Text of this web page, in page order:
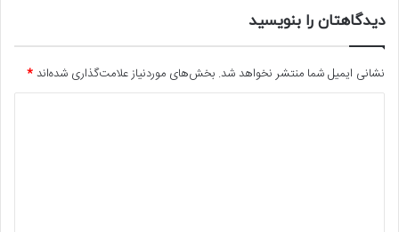
دیدگاهتان را بنویسید
نشانی ایمیل شما منتشر نخواهد شد. بخش‌های موردنیاز علامت‌گذاری شده‌اند*